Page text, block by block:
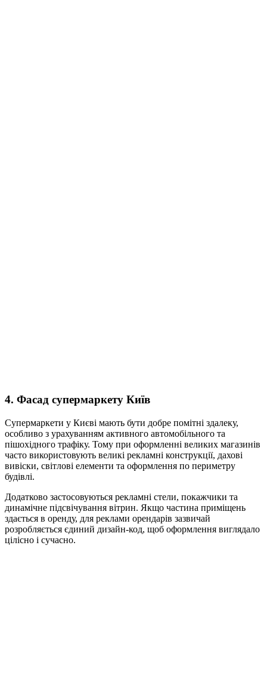
4. Фасад супермаркету Київ
Супермаркети у Києві мають бути добре помітні здалеку,
особливо з урахуванням активного автомобільного та
пішохідного трафіку. Тому при оформленні великих магазинів
часто використовують великі рекламні конструкції, дахові
вивіски, світлові елементи та оформлення по периметру
будівлі.
Додатково застосовуються рекламні стели, покажчики та
динамічне підсвічування вітрин. Якщо частина приміщень
здається в оренду, для реклами орендарів зазвичай
розробляється єдиний дизайн-код, щоб оформлення виглядало
цілісно і сучасно.